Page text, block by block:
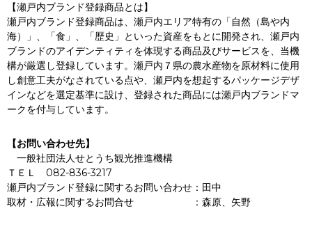
【瀬戸内ブランド登録商品とは】
瀬戸内ブランド登録商品は、瀬戸内エリア特有の「自然（島や内
海）」、「食」、「歴史」といった資産をもとに開発され、瀬戸内
ブランドのアイデンティティを体現する商品及びサービスを、当機
構が厳選し登録しています。瀬戸内７県の農水産物を原材料に使用
し創意工夫がなされている点や、瀬戸内を想起するパッケージデザ
インなどを選定基準に設け、登録された商品には瀬戸内ブランドマ
ークを付与しています。
【お問い合わせ先】
一般社団法人せとうち観光推進機構
ＴＥＬ 082-836-3217
瀬戸内ブランド登録に関するお問い合わせ：田中
取材・広報に関するお問合せ ：森原、矢野